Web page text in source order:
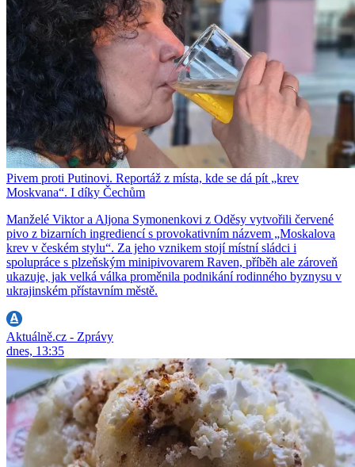
Pivem proti Putinovi. Reportáž z místa, kde se dá pít „krev
Moskvana“. I díky Čechům
Manželé Viktor a Aljona Symonenkovi z Oděsy vytvořili červené
pivo z bizarních ingrediencí s provokativním názvem „Moskalova
krev v českém stylu“. Za jeho vznikem stojí místní sládci i
spolupráce s plzeňským minipivovarem Raven, příběh ale zároveň
ukazuje, jak velká válka proměnila podnikání rodinného byznysu v
ukrajinském přístavním městě.
Aktuálně.cz - Zprávy
dnes, 13:35